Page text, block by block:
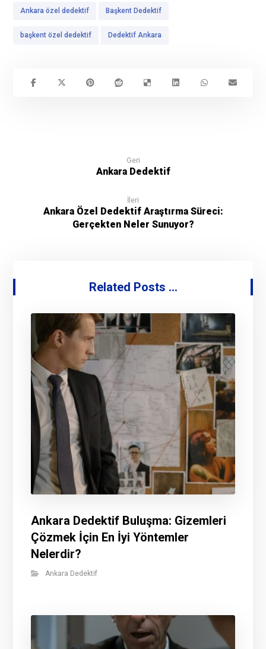
Ankara özel dedektif Başkent Dedektif
başkent özel dedektif Dedektif Ankara
Geri
Ankara Dedektif
İleri
Ankara Özel Dedektif Araştırma Süreci:
Gerçekten Neler Sunuyor?
Related Posts ...
Ankara Dedektif Buluşma: Gizemleri
Çözmek İçin En İyi Yöntemler
Nelerdir?
Ankara Dedektif